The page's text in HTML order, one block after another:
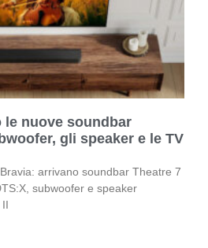
le nuove soundbar
gli speaker e le TV
arrivano soundbar Theatre 7
subwoofer e speaker